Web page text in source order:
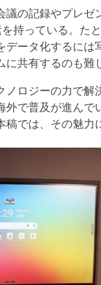
の記録やプレゼ
持っている。た
ータ化するには
共有するのも難
ロジーの力で解
で普及が進んで
では、その魅力